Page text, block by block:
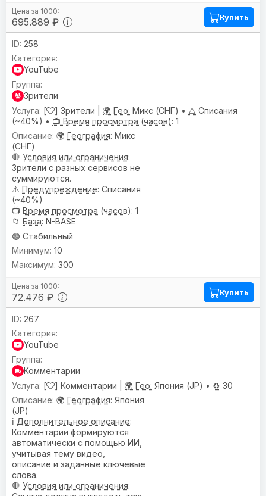
695.889 ₽ Купить
258
YouTube
Зрители
[
] Зрители | 🌍 Гео: Микс (СНГ) • ⚠️ Списания
(~40%) • 📺 Время просмотра (часов): 1
🌍 География: Микс
(СНГ)
🛑 Условия или ограничения:
Зрители с разных сервисов не
суммируются.
⚠️ Предупреждениe: Списания
(~40%)
📺 Время просмотра (часов): 1
📁 База: N-BASE
🟢 Стабильный
72.476 ₽
10
300
Купить
267
YouTube
Комментарии
[
] Комментарии | 🌍 Гео: Япония (JP) • ♻️ 30
🌍 География: Япония
(JP)
ℹ️ Дополнительное описание:
Комментарии формируются
автоматически с помощью ИИ,
учитывая тему видео,
описание и заданные ключевые
слова.
🛑 Условия или ограничения: